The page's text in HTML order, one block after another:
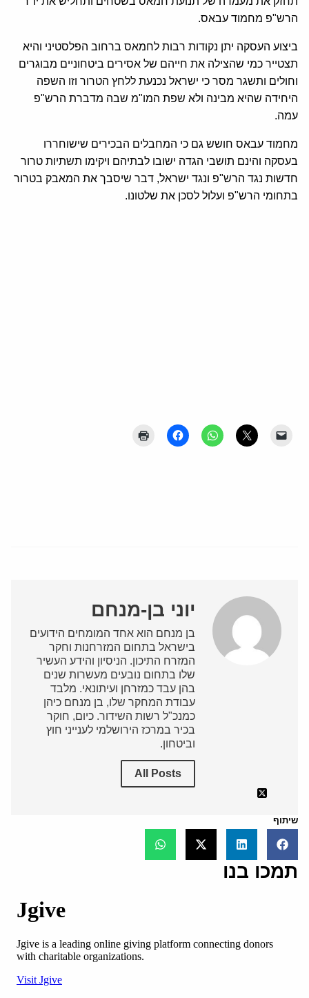
הרש"פ מחמוד עבאס.
ביצוע העסקה יתן נקודות רבות לחמאס ברחוב הפלסטיני והיא
תצטייר כמי שהצילה את חייהם של אסירים ביטחוניים מבוגרים
וחולים ותשגר מסר כי ישראל נכנעת ללחץ הטרור וזו השפה
היחידה שהיא מבינה ולא שפת המו"מ שבה מדברת הרש"פ
עמה.
מחמוד עבאס חושש גם כי המחבלים הבכירים שישוחררו
בעסקה והינם תושבי הגדה ישובו לבתיהם ויקימו תשתיות טרור
חדשות נגד הרש"פ ונגד ישראל, דבר שיסבך את המאבק בטרור
בתחומי הרש"פ ועלול לסכן את שלטונו.
יוני בן-מנחם
בן מנחם הוא אחד המומחים הידועים
בישראל בתחום המזרחנות וחקר
המזרח התיכון. הניסיון והידע העשיר
שלו בתחום נובעים מעשרות שנים
בהן עבד כמזרחן ועיתונאי. מלבד
עבודת המחקר שלו, בן מנחם כיהן
כמנכ"ל רשות השידור. כיום, חוקר
בכיר במרכז הירושלמי לענייני חוץ
וביטחון.
All Posts
שיתוף
תמכו בנו